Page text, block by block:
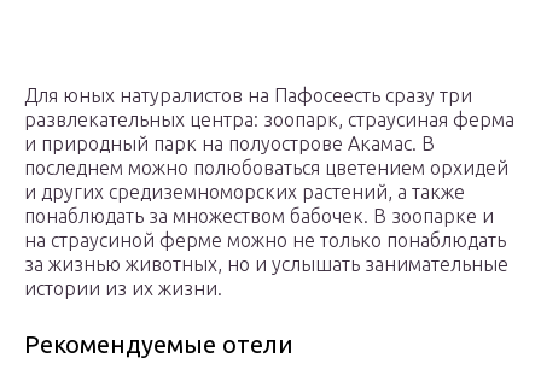
Для юных натуралистов на Пафосеесть сразу три
развлекательных центра: зоопарк, страусиная ферма
и природный парк на полуострове Акамас. В
последнем можно полюбоваться цветением орхидей
и других средиземноморских растений, а также
понаблюдать за множеством бабочек. В зоопарке и
на страусиной ферме можно не только понаблюдать
за жизнью животных, но и услышать занимательные
истории из их жизни.
Рекомендуемые отели